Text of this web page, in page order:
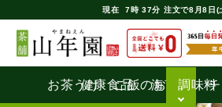
現在 7時 37分 注文で8月8日(
お茶うけ健康食品ご飯のお供
海苔 調味料